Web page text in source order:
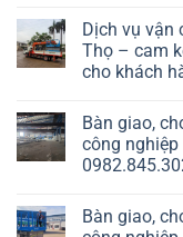
Dịch vụ vận
Thọ – cam
cho khách
Bàn giao,
công
Bàn giao,